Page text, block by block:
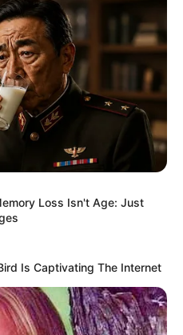
Tissues Before You
Kicking Kid And Mom –
Loss Isn't Age: Just
Is Captivating The Internet